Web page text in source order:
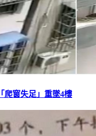
窗失足」重墜4樓